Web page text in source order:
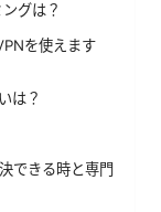
グは？
を使えます
は？
できる時と専門